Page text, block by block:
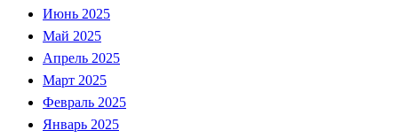
Июнь 2025
Май 2025
Апрель 2025
Март 2025
Февраль 2025
Январь 2025